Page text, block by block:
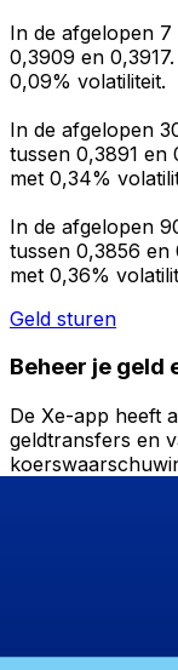
In de afgelopen
0,3909 en
0,09% volatiliteit.
In de afgelopen
tussen 0,3891 en
met 0,34%
In de afgelopen
tussen 0,3856 en
met 0,36%
Geld sturen
Beheer je geld
De Xe-app heeft
geldtransfers en